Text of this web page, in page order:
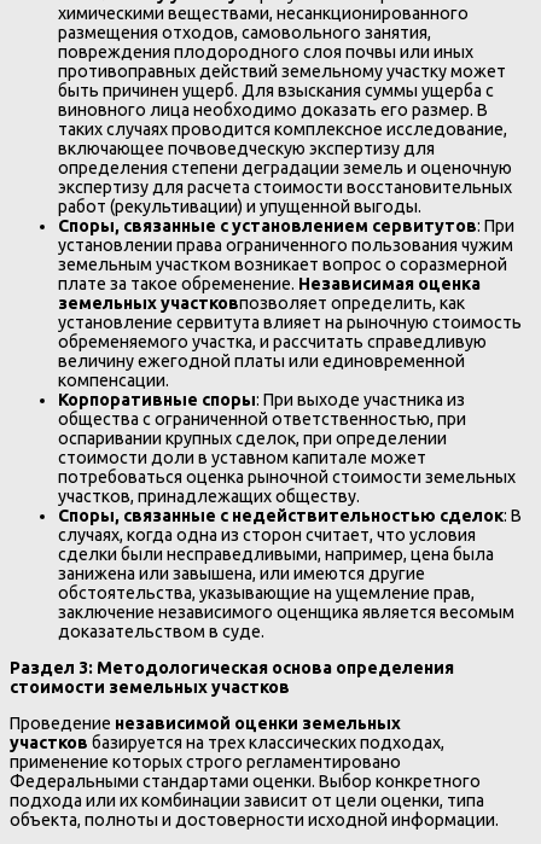
химическими веществами, несанкционированного
размещения отходов, самовольного занятия,
повреждения плодородного слоя почвы или иных
противоправных действий земельному участку может
быть причинен ущерб. Для взыскания суммы ущерба с
виновного лица необходимо доказать его размер. В
таких случаях проводится комплексное исследование,
включающее почвоведческую экспертизу для
определения степени деградации земель и оценочную
экспертизу для расчета стоимости восстановительных
работ (рекультивации) и упущенной выгоды.
Споры, связанные с установлением сервитутов: При
установлении права ограниченного пользования чужим
земельным участком возникает вопрос о соразмерной
плате за такое обременение. Независимая оценка
земельных участковпозволяет определить, как
установление сервитута влияет на рыночную стоимость
обременяемого участка, и рассчитать справедливую
величину ежегодной платы или единовременной
компенсации.
Корпоративные споры: При выходе участника из
общества с ограниченной ответственностью, при
оспаривании крупных сделок, при определении
стоимости доли в уставном капитале может
потребоваться оценка рыночной стоимости земельных
участков, принадлежащих обществу.
Споры, связанные с недействительностью сделок: В
случаях, когда одна из сторон считает, что условия
сделки были несправедливыми, например, цена была
занижена или завышена, или имеются другие
обстоятельства, указывающие на ущемление прав,
заключение независимого оценщика является весомым
доказательством в суде.
Раздел 3: Методологическая основа определения
стоимости земельных участков
Проведение независимой оценки земельных
участков базируется на трех классических подходах,
применение которых строго регламентировано
Федеральными стандартами оценки. Выбор конкретного
подхода или их комбинации зависит от цели оценки, типа
объекта, полноты и достоверности исходной информации.